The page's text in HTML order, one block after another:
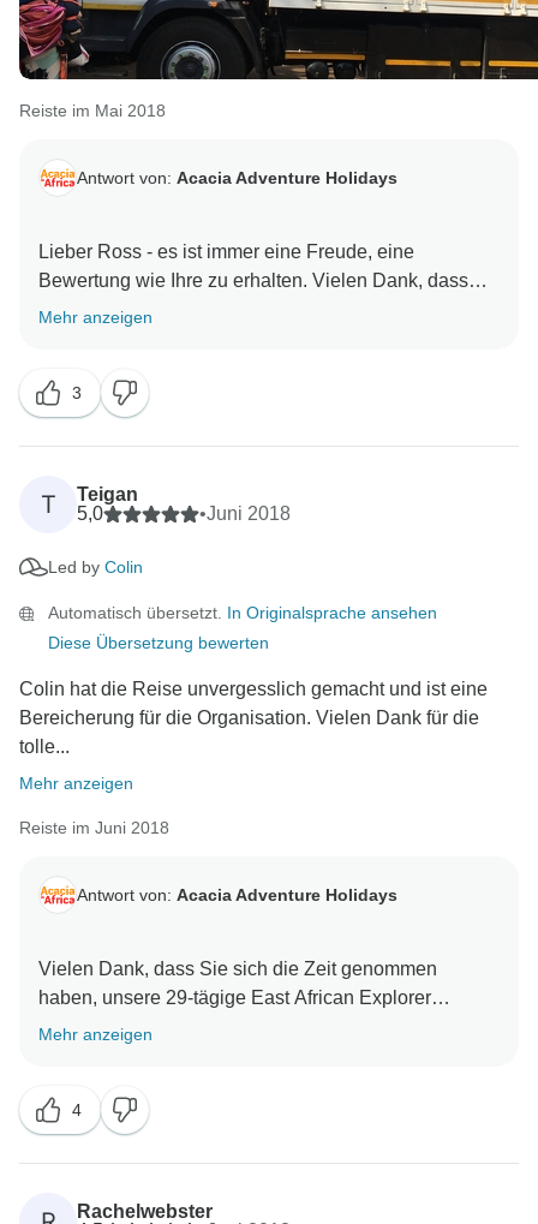
Reiste im Mai 2018
Antwort von: Acacia Adventure Holidays
Lieber Ross - es ist immer eine Freude, eine
Bewertung wie Ihre zu erhalten. Vielen Dank, dass
Sie sich die Zeit genommen haben, über Ihre
Tage Camping Trip ist sicherlich ein fester Favorit und
ich glaube, dass diese Erinnerungen ein Leben lang
halten werden. Wir hoffen, dass Sie bald wieder Afrika
Mehr anzeigen
3
T
Teigan
5,0
•Juni 2018
Led by Colin
Automatisch übersetzt. In Originalsprache ansehen
Diese Übersetzung bewerten
Colin hat die Reise unvergesslich gemacht und ist eine
Bereicherung für die Organisation. Vielen Dank für die
tolle...
Mehr anzeigen
Reiste im Juni 2018
Antwort von: Acacia Adventure Holidays
Vielen Dank, dass Sie sich die Zeit genommen
haben, unsere 29-tägige East African Explorer
Overland Tour zu bewerten. Wir freuen uns, dass Sie
Mehr anzeigen
4
Rachelwebster